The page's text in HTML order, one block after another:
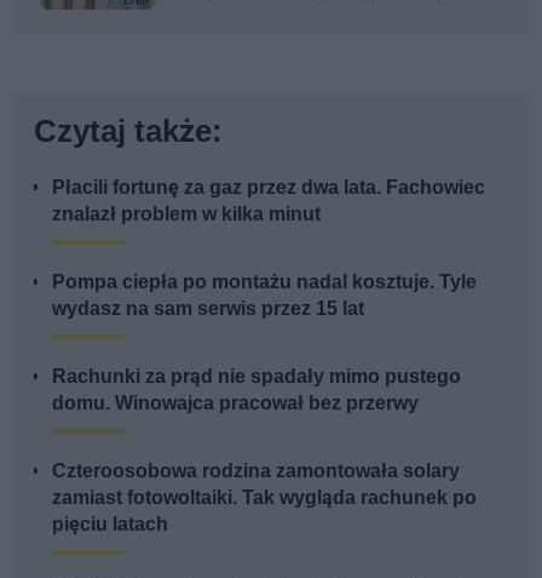
Czytaj także:
Płacili fortunę za gaz przez dwa lata. Fachowiec
znalazł problem w kilka minut
Pompa ciepła po montażu nadal kosztuje. Tyle
wydasz na sam serwis przez 15 lat
Rachunki za prąd nie spadały mimo pustego
domu. Winowajca pracował bez przerwy
Czteroosobowa rodzina zamontowała solary
zamiast fotowoltaiki. Tak wygląda rachunek po
pięciu latach